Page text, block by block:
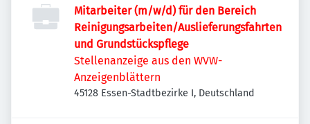
Mitarbeiter (m/w/d) für den Bereich
Reinigungsarbeiten/Auslieferungsfahrten
und Grundstückspflege
Stellenanzeige aus den WVW-
Anzeigenblättern
45128 Essen-Stadtbezirke I, Deutschland